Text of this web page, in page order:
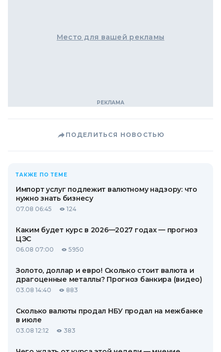
Место для вашей рекламы
ПОДЕЛИТЬСЯ НОВОСТЬЮ
ТАКЖЕ ПО ТЕМЕ
Импорт услуг подлежит валютному надзору: что
нужно знать бизнесу
07.08 06:45 124
Каким будет курс в 2026—2027 годах — прогноз
ЦЭС
06.08 07:00 5950
Золото, доллар и евро! Сколько стоит валюта и
драгоценные металлы? Прогноз банкира (видео)
03.08 14:40 883
Сколько валюты продал НБУ продал на межбанке
в июле
03.08 12:12 383